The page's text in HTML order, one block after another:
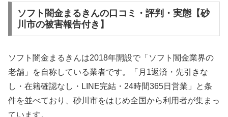
ソフト闇金まるきんの口コミ・評判・実態【砂
川市の被害報告付き】
ソフト闇金まるきんは2018年開設で「ソフト闇金業界の
老舗」を自称している業者です。「月1返済・先引きな
し・在籍確認なし・LINE完結・24時間365日営業」と条
件を並べており、砂川市をはじめ全国から利用者が集まっ
ています。